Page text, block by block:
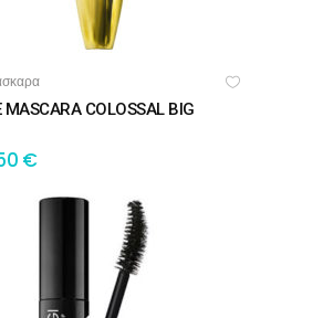
ΣΤΟ ΚΑΛΆΘΙ
MASCARA COLOSSAL BIG
€